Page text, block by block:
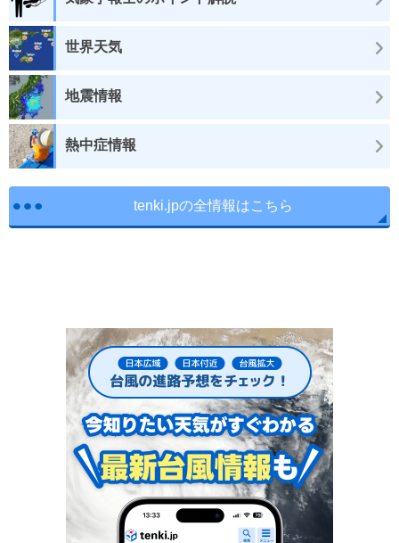
世界天気
地震情報
熱中症情報
tenki.jpの全情報はこちら